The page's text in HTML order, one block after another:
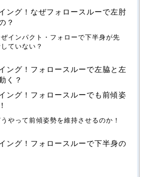
ング！なぜフォロースルーで左肘
？
インパクト・フォローで下半身が先
ていない？
ング！フォロースルーで左脇と左
く？
ング！フォロースルーでも前傾姿
うやって前傾姿勢を維持させるのか！
ング！フォロースルーで下半身の